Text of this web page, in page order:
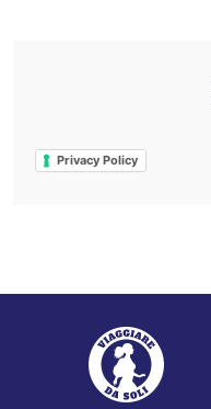
Privacy Policy